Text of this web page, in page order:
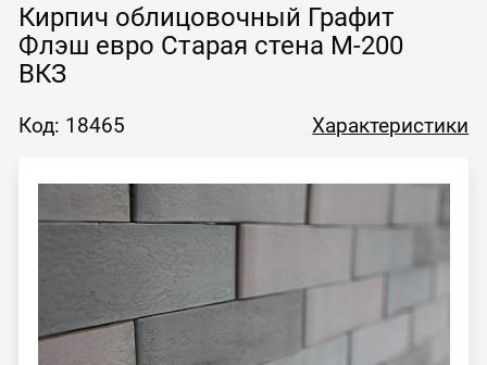
Кирпич облицовочный Графит
Флэш евро Старая стена М-200
ВКЗ
Код: 18465 Характеристики